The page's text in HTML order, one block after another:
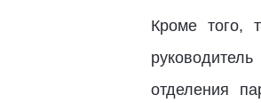
Кроме того,
отделения